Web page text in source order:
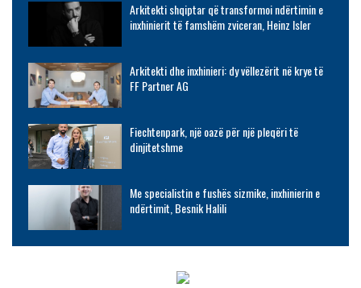
Arkitekti shqiptar që transformoi ndërtimin e
inxhinierit të famshëm zviceran, Heinz Isler
Arkitekti dhe inxhinieri: dy vëllezërit në krye të
FF Partner AG
Fiechtenpark, një oazë për një pleqëri të
dinjitetshme
Me specialistin e fushës sizmike, inxhinierin e
ndërtimit, Besnik Halili